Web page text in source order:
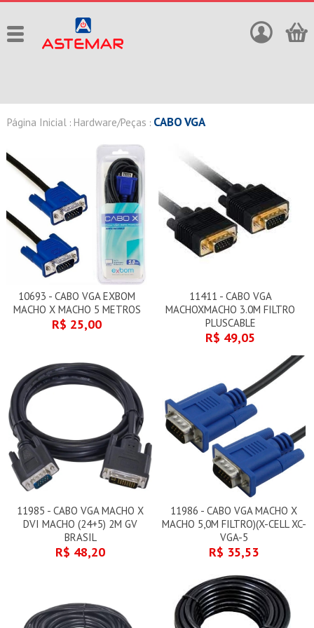
Página Inicial : Hardware/Peças : CABO VGA
10693 - CABO VGA EXBOM
MACHO X MACHO 5 METROS
R$ 25,00
11411 - CABO VGA
MACHOXMACHO 3.0M FILTRO
PLUSCABLE
R$ 49,05
11985 - CABO VGA MACHO X
DVI MACHO (24+5) 2M GV
BRASIL
R$ 48,20
11986 - CABO VGA MACHO X
MACHO 5,0M FILTRO)(X-CELL XC-
VGA-5
R$ 35,53